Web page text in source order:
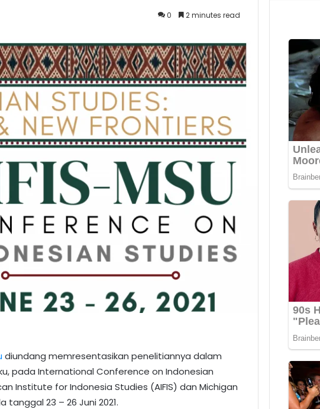
0 2 minutes read
diundang memresentasikan penelitiannya dalam
pada International Conference on Indonesian
Institute for Indonesia Studies (AIFIS) dan Michigan
23 – 26 Juni 2021.